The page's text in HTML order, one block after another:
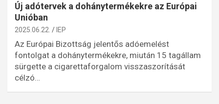
Új adótervek a dohánytermékekre az Európai
Unióban
2025.06.22. IEP
Az Európai Bizottság jelentős adóemelést
fontolgat a dohánytermékekre, miután 15 tagállam
sürgette a cigarettaforgalom visszaszorítását
célzó…